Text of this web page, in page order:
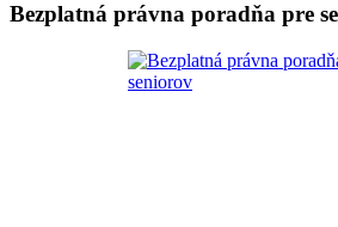
Bezplatná právna poradňa pre